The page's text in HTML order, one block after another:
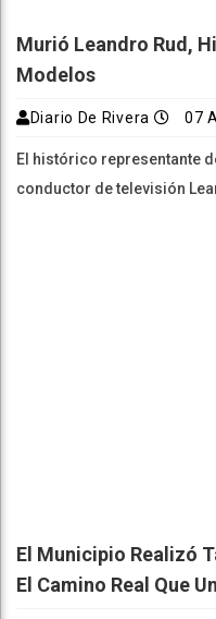
Murió Leandro Rud,
Modelos
Diario De Rivera 07
El histórico representante
conductor de televisión
El Municipio Realizó
El Camino Real Que